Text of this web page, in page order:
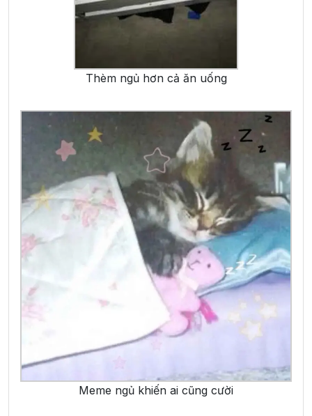
Thèm ngủ hơn cả ăn uống
Meme ngủ khiến ai cũng cười